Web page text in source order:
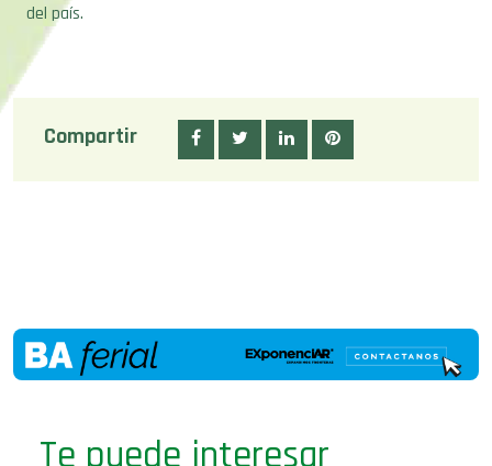
del país.
Compartir
Te puede interesar